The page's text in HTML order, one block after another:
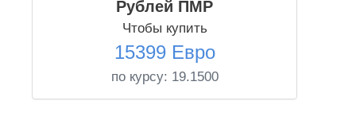
Рублей ПМР
Чтобы купить
15399 Евро
по курсу: 19.1500